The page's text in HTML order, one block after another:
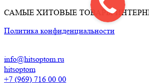
САМЫЕ ХИТОВЫЕ ТОВАРЫ
Политика конфиденциальности
info@hitsoptom.ru
hitsoptom
+7 (969) 716 00 00